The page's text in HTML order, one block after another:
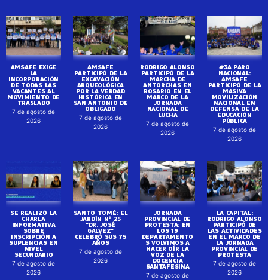
AMSAFE EXIGE
LA
INCORPORACIÓN
DE TODAS LAS
VACANTES AL
MOVIMIENTO DE
TRASLADO
7 de agosto de
2026
AMSAFE
PARTICIPÓ DE LA
EXCAVACIÓN
ARQUEOLÓGICA
POR LA VERDAD
HISTÓRICA EN
SAN ANTONIO DE
OBLIGADO
7 de agosto de
2026
RODRIGO ALONSO
PARTICIPÓ DE LA
MARCHA DE
ANTORCHAS EN
ROSARIO EN EL
MARCO DE LA
JORNADA
NACIONAL DE
LUCHA
7 de agosto de
2026
#3A PARO
NACIONAL:
AMSAFE
PARTICIPÓ DE LA
MASIVA
MOVILIZACIÓN
NACIONAL EN
DEFENSA DE LA
EDUCACIÓN
PÚBLICA
7 de agosto de
2026
SE REALIZÓ LA
CHARLA
INFORMATIVA
SOBRE
INSCRIPCIÓN A
SUPLENCIAS EN
NIVEL
SECUNDARIO
7 de agosto de
2026
SANTO TOMÉ: EL
JARDÍN N° 25
“DR. JOSÉ
GALVEZ”
CELEBRÓ SUS 75
AÑOS
7 de agosto de
2026
JORNADA
PROVINCIAL DE
PROTESTA: EN
LOS 19
DEPARTAMENTO
S VOLVIMOS A
HACER OÍR LA
VOZ DE LA
DOCENCIA
SANTAFESINA
7 de agosto de
LA CAPITAL:
RODRIGO ALONSO
PARTICIPÓ DE
LAS ACTIVIDADES
EN EL MARCO DE
LA JORNADA
PROVINCIAL DE
PROTESTA
7 de agosto de
2026